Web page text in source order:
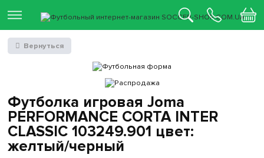
Футболка игровая Joma
PERFORMANCE CORTA INTER
CLASSIC 103249.901 цвет:
желтый/черный
Вернуться